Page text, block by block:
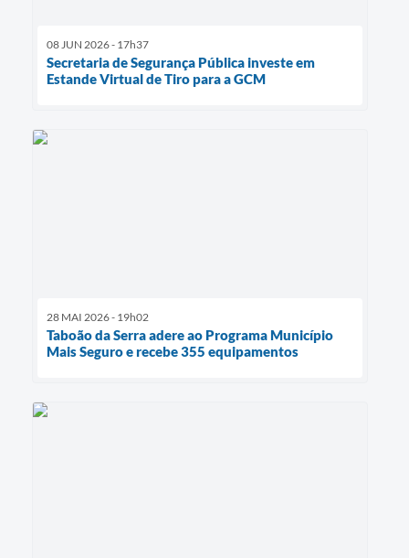
08 JUN 2026 - 17h37
Secretaria de Segurança Pública investe em
Estande Virtual de Tiro para a GCM
28 MAI 2026 - 19h02
Taboão da Serra adere ao Programa Município
Mais Seguro e recebe 355 equipamentos